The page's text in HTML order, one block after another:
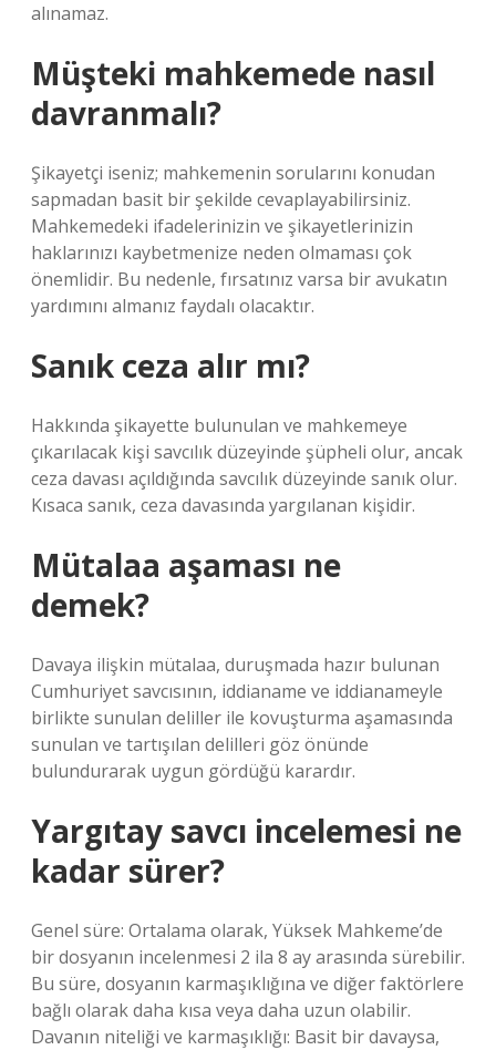
alınamaz.
Müşteki mahkemede nasıl
davranmalı?
Şikayetçi iseniz; mahkemenin sorularını konudan
sapmadan basit bir şekilde cevaplayabilirsiniz.
Mahkemedeki ifadelerinizin ve şikayetlerinizin
haklarınızı kaybetmenize neden olmaması çok
önemlidir. Bu nedenle, fırsatınız varsa bir avukatın
yardımını almanız faydalı olacaktır.
Sanık ceza alır mı?
Hakkında şikayette bulunulan ve mahkemeye
çıkarılacak kişi savcılık düzeyinde şüpheli olur, ancak
ceza davası açıldığında savcılık düzeyinde sanık olur.
Kısaca sanık, ceza davasında yargılanan kişidir.
Mütalaa aşaması ne
demek?
Davaya ilişkin mütalaa, duruşmada hazır bulunan
Cumhuriyet savcısının, iddianame ve iddianameyle
birlikte sunulan deliller ile kovuşturma aşamasında
sunulan ve tartışılan delilleri göz önünde
bulundurarak uygun gördüğü karardır.
Yargıtay savcı incelemesi ne
kadar sürer?
Genel süre: Ortalama olarak, Yüksek Mahkeme’de
bir dosyanın incelenmesi 2 ila 8 ay arasında sürebilir.
Bu süre, dosyanın karmaşıklığına ve diğer faktörlere
bağlı olarak daha kısa veya daha uzun olabilir.
Davanın niteliği ve karmaşıklığı: Basit bir davaysa,